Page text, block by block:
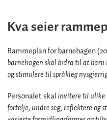
Kva seier
Rammeplan for barnehagen
barnehagen skal bidra til at barn
og stimulere til språkleg
Personalet skalinvitere til ulike
fortelje, undre seg, reflektere og